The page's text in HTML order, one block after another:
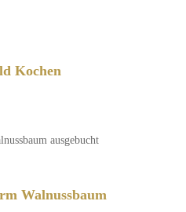
Kochen
Walnussbaum